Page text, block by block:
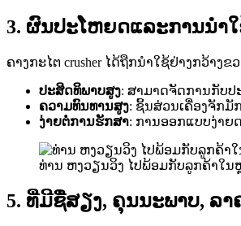
3. ຜົນປະໂຫຍດແລະການນໍາໃ
ຄາງກະໄຕ crusher ໄດ້ຖືກນໍາໃຊ້ຢ່າງກວ້າງຂ
ປະສິດທິພາບສູງ: ສາມາດຈັດການກັບ
ຄວາມທົນທານສູງ: ຊິ້ນສ່ວນເຄື່ອງຈັກ
ງ່າຍຕໍ່ການຮັກສາ: ການອອກແບບງ່າຍ
ທ່ານ ຫງວຽນ​ວິງ ​ໄປ​ພ້ອມ​ກັບ​ລູກ​ຄ້າ​ໃນ​
5. ທີ່ມີຊື່ສຽງ, ຄຸນນະພາບ, ລ